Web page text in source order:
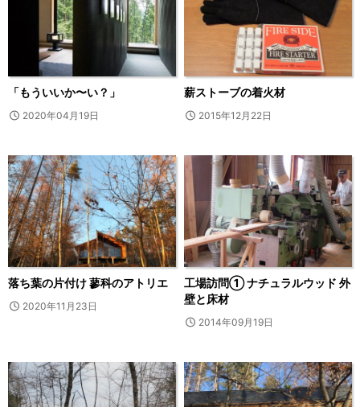
「もういいか〜い？」
2020年04月19日
薪ストーブの着火材
2015年12月22日
落ち葉の片付け 蓼科のアトリエ
2020年11月23日
工場訪問① ナチュラルウッド 外
壁と床材
2014年09月19日